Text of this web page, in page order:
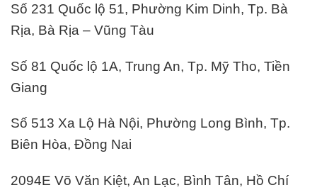
Số 231 Quốc lộ 51, Phường Kim Dinh, Tp. Bà
Rịa, Bà Rịa – Vũng Tàu
Số 81 Quốc lộ 1A, Trung An, Tp. Mỹ Tho, Tiền
Giang
Số 513 Xa Lộ Hà Nội, Phường Long Bình, Tp.
Biên Hòa, Đồng Nai
2094E Võ Văn Kiệt, An Lạc, Bình Tân, Hồ Chí